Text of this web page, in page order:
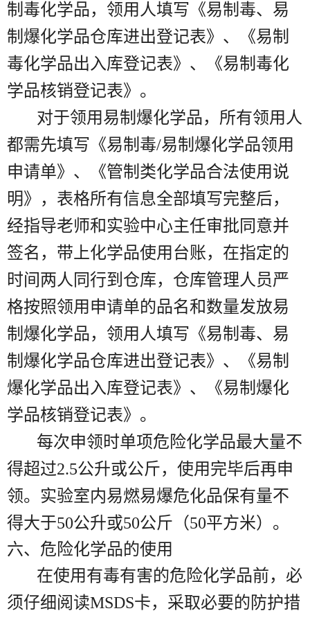
制毒化学品，领用人填写《易制毒、易
制爆化学品仓库进出登记表》、《易制
毒化学品出入库登记表》、《易制毒化
学品核销登记表》。
对于领用易制爆化学品，所有领用人
都需先填写《易制毒/易制爆化学品领用
申请单》、《管制类化学品合法使用说
明》，表格所有信息全部填写完整后，
经指导老师和实验中心主任审批同意并
签名，带上化学品使用台账，在指定的
时间两人同行到仓库，仓库管理人员严
格按照领用申请单的品名和数量发放易
制爆化学品，领用人填写《易制毒、易
制爆化学品仓库进出登记表》、《易制
爆化学品出入库登记表》、《易制爆化
学品核销登记表》。
每次申领时单项危险化学品最大量不
得超过2.5公升或公斤，使用完毕后再申
领。实验室内易燃易爆危化品保有量不
得大于50公升或50公斤（50平方米）。
六、危险化学品的使用
在使用有毒有害的危险化学品前，必
须仔细阅读MSDS卡，采取必要的防护措